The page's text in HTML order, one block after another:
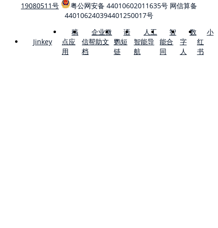
19080511号
粤公网安备 44010602011635号 网信算备
440106240394401250017号
Jinkey
稿
点应
用
企业微
信帮助文
档
语
鹦短
链
人工
智能导
航
智
能合
同
数
字
人
小
红
书